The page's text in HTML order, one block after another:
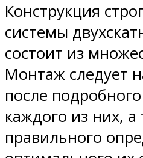
Конструкция
системы
состоит из
Монтаж следует
после
каждого из них, а
правильного